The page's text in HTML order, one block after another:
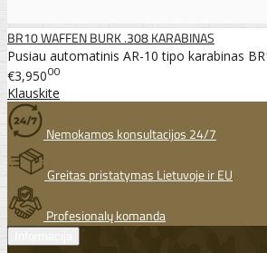
BR10 WAFFEN BURK .308 KARABINAS
Pusiau automatinis AR-10 tipo karabinas
€3,95000
Klauskite
Nemokamos konsultacijos 24/7
Greitas pristatymas Lietuvoje ir EU
Profesionalų komanda